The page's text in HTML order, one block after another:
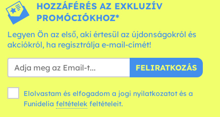
HOZZÁFÉRÉS AZ EXKLUZÍV
PROMÓCIÓKHOZ*
Legyen Ön az első, aki értesül az újdonságokról és
akciókról, ha regisztrálja e-mail-címét!
FELIRATKOZÁS
Elolvastam és elfogadom a jogi nyilatkozatot és a
Funidelia feltételek feltételeit.